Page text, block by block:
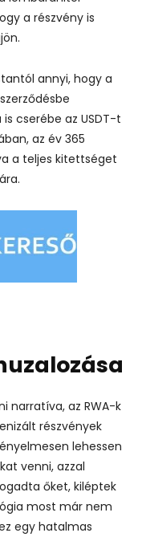
a részvény is
annyi, hogy a
cserébe az USDT-t
az év 365
a teljes kitettséget
narratíva, az RWA-k
részvények
lehessen
venni, azzal
őket, kiléptek
most már nem
egy hatalmas